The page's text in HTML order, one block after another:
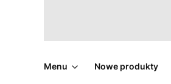
Menu Nowe produkty